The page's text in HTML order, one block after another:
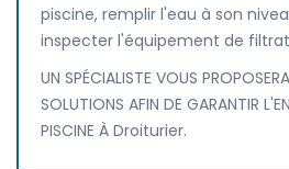
piscine, remplir l'eau à son
inspecter l'équipement de
UN SPÉCIALISTE VOUS
SOLUTIONS AFIN DE GARANTIR
PISCINE À Droiturier.